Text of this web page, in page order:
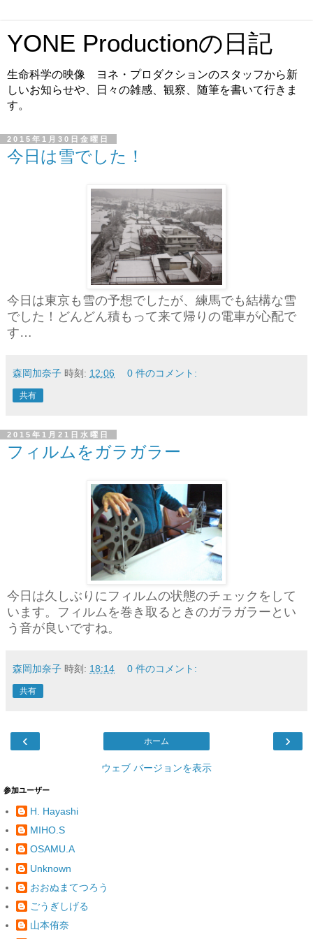
YONE Productionの日記
生命科学の映像 ヨネ・プロダクションのスタッフから新
しいお知らせや、日々の雑感、観察、随筆を書いて行きま
す。
2015年1月30日金曜日
今日は雪でした！
今日は東京も雪の予想でしたが、練馬でも結構な雪
でした！どんどん積もって来て帰りの電車が心配で
す…
森岡加奈子 時刻: 12:06 0 件のコメント:
共有
2015年1月21日水曜日
フィルムをガラガラー
今日は久しぶりにフィルムの状態のチェックをして
います。フィルムを巻き取るときのガラガラーとい
う音が良いですね。
森岡加奈子 時刻: 18:14 0 件のコメント:
共有
‹ ›
ホーム
ウェブ バージョンを表示
参加ユーザー
H. Hayashi
MIHO.S
OSAMU.A
Unknown
おおぬまてつろう
ごうぎしげる
山本侑奈